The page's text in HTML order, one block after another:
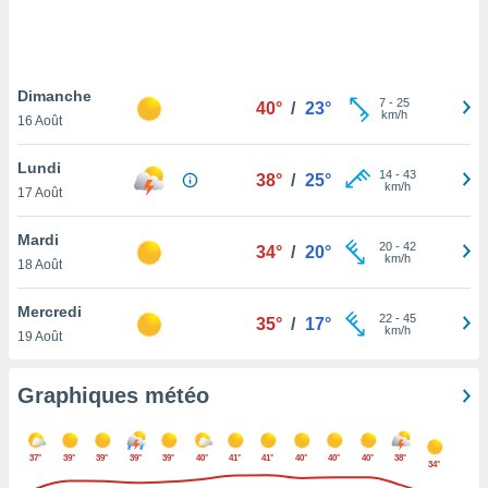
pas
de
à
cas,
que
sur le
que
ne
Dimanche
16 Août
40° / 23° 7- 25
km/h
Lundi
17 Août
38° / 25° 14- 43
km/h
Mardi
18 Août
34° / 20° 20- 42
km/h
Mercredi
19 Août
35° / 17° 22- 45
km/h
Graphiques météo
37° 39° 39° 39° 39° 40° 41° 41° 40° 40° 40° 38°
34°